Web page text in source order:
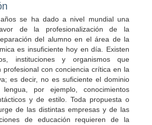
se ha dado a nivel mundial una
de la profesionalización de la
del alumno en el área de la
es insuficiente hoy en día. Existen
instituciones y organismos que
profesional con conciencia crítica en la
es decir, no es suficiente el dominio
por ejemplo, conocimientos
y de estilo. Toda propuesta o
de las distintas empresas y de las
de educación requieren de la